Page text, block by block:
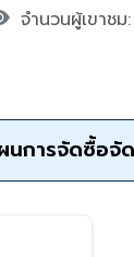
จำนวนผู้เขาช
นการจัดซื้อจั